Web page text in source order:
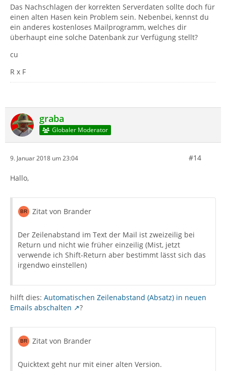
Das Nachschlagen der korrekten Serverdaten sollte doch für
einen alten Hasen kein Problem sein. Nebenbei, kennst du
ein anderes kostenloses Mailprogramm, welches dir
überhaupt eine solche Datenbank zur Verfügung stellt?
cu
R x F
graba
Globaler Moderator
9. Januar 2018 um 23:04 #14
Hallo,
Zitat von Brander
Der Zeilenabstand im Text der Mail ist zweizeilig bei
Return und nicht wie früher einzeilig (Mist, jetzt
verwende ich Shift-Return aber bestimmt lässt sich das
irgendwo einstellen)
hilft dies: Automatischen Zeilenabstand (Absatz) in neuen
Emails abschalten
?
Zitat von Brander
Quicktext geht nur mit einer alten Version.